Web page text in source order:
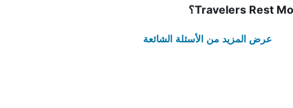
عرض المزيد من الأسئلة الشائعة